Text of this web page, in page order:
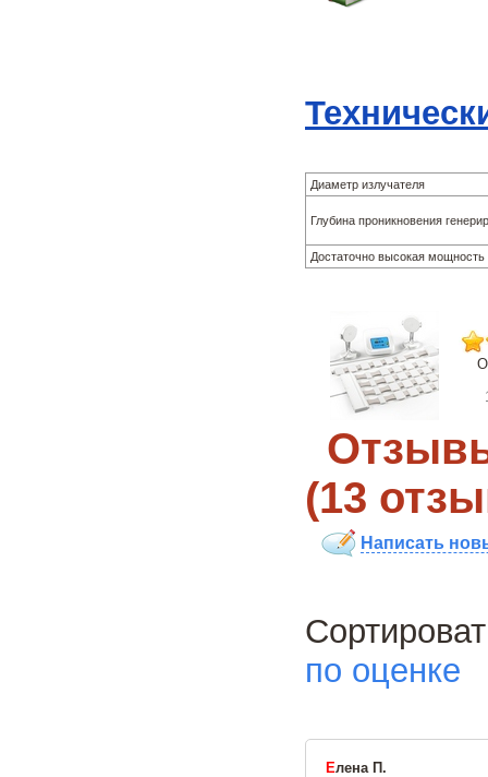
Диаметр излучателя
Глубина проникновения
Достаточно высокая мощность
(13
Написать
по оценке
Елена П.